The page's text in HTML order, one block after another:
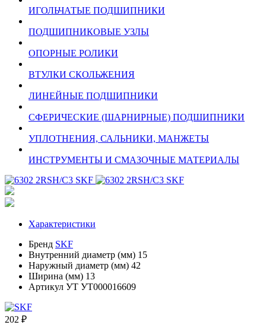
ИГОЛЬЧАТЫЕ ПОДШИПНИКИ
ПОДШИПНИКОВЫЕ УЗЛЫ
ОПОРНЫЕ РОЛИКИ
ВТУЛКИ СКОЛЬЖЕНИЯ
ЛИНЕЙНЫЕ ПОДШИПНИКИ
СФЕРИЧЕСКИЕ (ШАРНИРНЫЕ) ПОДШИПНИКИ
УПЛОТНЕНИЯ, САЛЬНИКИ, МАНЖЕТЫ
ИНСТРУМЕНТЫ И СМАЗОЧНЫЕ МАТЕРИАЛЫ
Характеристики
Бренд SKF
Внутренний диаметр (мм) 15
Наружный диаметр (мм) 42
Ширина (мм) 13
Артикул УТ УТ000016609
202 ₽